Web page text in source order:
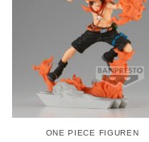
ONE PIECE FIGUREN